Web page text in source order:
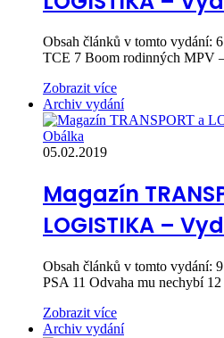
Obsah článků v tomto vydání:
TCE 7 Boom rodinných MPV
Zobrazit více
Archiv vydání
05.02.2019
Magazín
LOGISTIKA –
Obsah článků v tomto vydání:
PSA 11 Odvaha mu nechybí
Zobrazit více
Archiv vydání